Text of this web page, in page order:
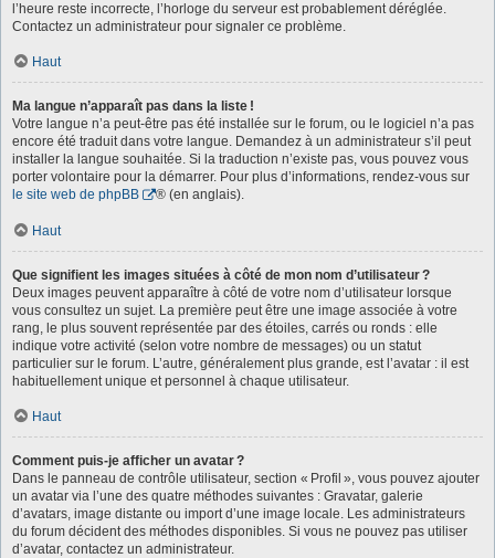
l’heure reste incorrecte, l’horloge du serveur est probablement déréglée.
Contactez un administrateur pour signaler ce problème.
Haut
Ma langue n’apparaît pas dans la liste !
Votre langue n’a peut-être pas été installée sur le forum, ou le logiciel n’a pas
encore été traduit dans votre langue. Demandez à un administrateur s’il peut
installer la langue souhaitée. Si la traduction n’existe pas, vous pouvez vous
porter volontaire pour la démarrer. Pour plus d’informations, rendez-vous sur
le site web de phpBB
® (en anglais).
Haut
Que signifient les images situées à côté de mon nom d’utilisateur ?
Deux images peuvent apparaître à côté de votre nom d’utilisateur lorsque
vous consultez un sujet. La première peut être une image associée à votre
rang, le plus souvent représentée par des étoiles, carrés ou ronds : elle
indique votre activité (selon votre nombre de messages) ou un statut
particulier sur le forum. L’autre, généralement plus grande, est l’avatar : il est
habituellement unique et personnel à chaque utilisateur.
Haut
Comment puis-je afficher un avatar ?
Dans le panneau de contrôle utilisateur, section « Profil », vous pouvez ajouter
un avatar via l’une des quatre méthodes suivantes : Gravatar, galerie
d’avatars, image distante ou import d’une image locale. Les administrateurs
du forum décident des méthodes disponibles. Si vous ne pouvez pas utiliser
d’avatar, contactez un administrateur.